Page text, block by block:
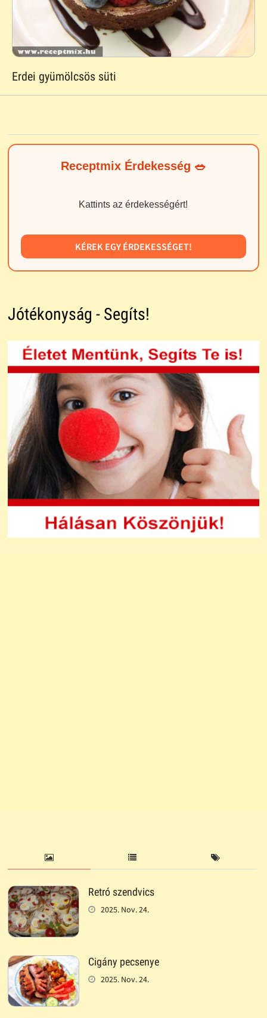
Erdei gyümölcsös süti
Receptmix Érdekesség 🥗
Kattints az érdekességért!
KÉREK EGY ÉRDEKESSÉGET!
Jótékonyság - Segíts!
Retró szendvics
2025. Nov. 24.
Cigány pecsenye
2025. Nov. 24.